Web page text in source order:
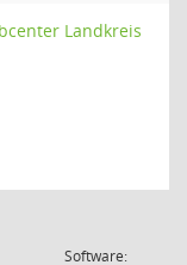
Landkreis
Software: